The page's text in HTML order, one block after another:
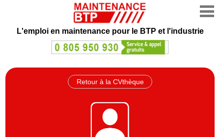
L'emploi en maintenance pour le BTP et l'industrie
Retour à la CVthèque